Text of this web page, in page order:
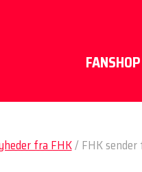
FANSHOP
fra FHK/FHK